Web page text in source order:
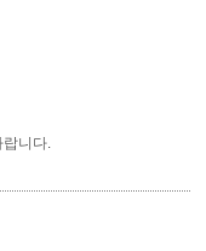
랍니다.